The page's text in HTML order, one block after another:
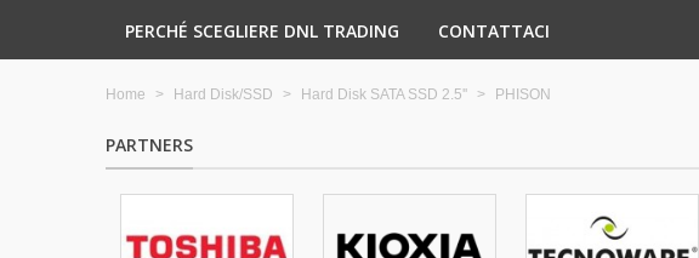
PERCHÉ SCEGLIERE DNL TRADING CONTATTACI
Home > Hard Disk/SSD > Hard Disk SATA SSD 2.5'' > PHISON
PARTNERS